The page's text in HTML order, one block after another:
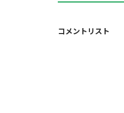
コメントリスト